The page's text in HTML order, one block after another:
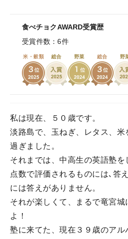
食べチョクAWARD受賞歴
受賞件数：6件
米・穀類 総合 野菜 総合 野
私は現在、５０歳です。
淡路島で、玉ねぎ、レタス、
過ぎました。
それまでは、中高生の英語塾を
点数で評価されるものには､答
には答えがありません。
それが楽しくて、まるで竜宮
よ！
塾に来てた、現在３９歳のアル